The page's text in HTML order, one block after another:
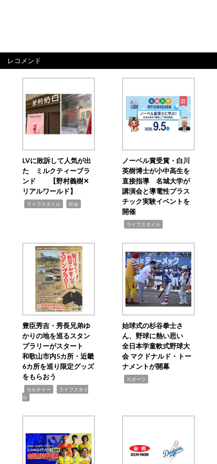
レコメンド
LVに敗訴して人気が出
た ミルクティーブラ
ンド 【野村義樹✕
リアルワールド】
ライフスタイル 社会
ノーベル賞受賞・白川
英樹博士が小中高生を
直接指導 名城大学が
講演会と導電性プラス
チック実験イベントを
開催
ライフスタイル
豊臣秀吉・秀長兄弟ゆ
かりの地を巡るスタン
プラリーがスタート
和歌山市内5カ所・近畿
6カ所を巡り限定グッズ
をもらおう
カルチャー
ライフスタイ
ル
始球式の杉谷拳士さ
ん、野球に熱い思い
全日本学童軟式野球大
会 マクドナルド・トー
ナメントが開幕
スポーツ